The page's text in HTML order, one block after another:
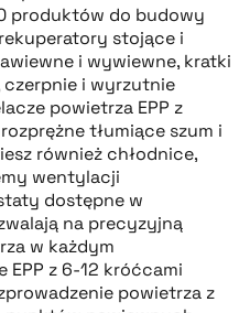
produktów do budowy
stojące i
i wywiewne, kratki
i wyrzutnie
powietrza EPP z
tłumiące szum i
również chłodnice,
wentylacji
dostępne w
na precyzyjną
w każdym
EPP z 6-12 króćcami
powietrza z